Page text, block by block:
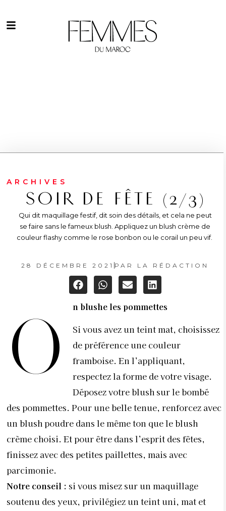
ARCHIVES
SOIR DE FÊTE (2/3)
Qui dit maquillage festif, dit soin des détails, et cela ne peut
se faire sans le fameux blush. Appliquez un blush crème de
couleur flashy comme le rose bonbon ou le corail un peu vif.
28 DÉCEMBRE 2021 PAR LA RÉDACTION
O
n blushe les pommettes
Si vous avez un teint mat, choisissez
de préférence une couleur
framboise. En l’appliquant,
respectez la forme de votre visage.
Déposez votre blush sur le bombé
des pommettes. Pour une belle tenue, renforcez avec
un blush poudre dans le même ton que le blush
crème choisi. Et pour être dans l’esprit des fêtes,
finissez avec des petites paillettes, mais avec
parcimonie.
Notre conseil : si vous misez sur un maquillage
soutenu des yeux, privilégiez un teint uni, mat et